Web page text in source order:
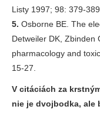
Listy 1997; 98: 379-389.
5. Osborne BE. The
Detweiler DK, Zbinden
pharmacology and
15-27.
V citáciách za
nie je dvojbodka, ale